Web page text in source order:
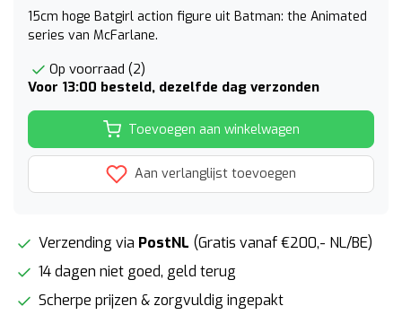
15cm hoge Batgirl action figure uit Batman: the Animated
series van McFarlane.
Op voorraad (2)
Voor 13:00 besteld, dezelfde dag verzonden
Toevoegen aan winkelwagen
Aan verlanglijst toevoegen
Verzending via PostNL (Gratis vanaf €200,- NL/BE)
14 dagen niet goed, geld terug
Scherpe prijzen & zorgvuldig ingepakt